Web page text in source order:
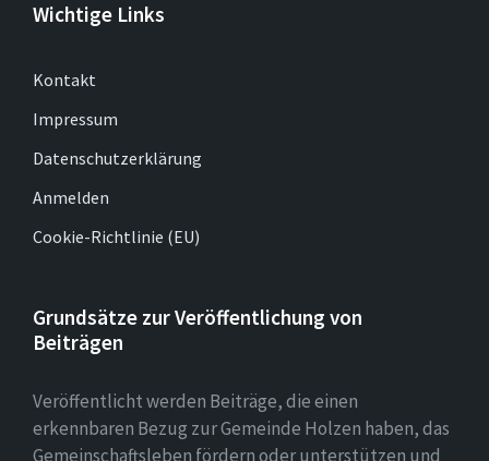
Wichtige Links
Kontakt
Impressum
Datenschutzerklärung
Anmelden
Cookie-Richtlinie (EU)
Grundsätze zur Veröffentlichung von
Beiträgen
Veröffentlicht werden Beiträge, die einen
erkennbaren Bezug zur Gemeinde Holzen haben, das
Gemeinschaftsleben fördern oder unterstützen und